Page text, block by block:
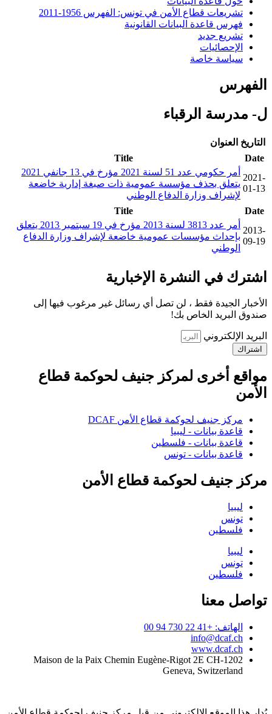
تشريعات قطاع الأمن في تونس: الفهرس 1956-2011
فهرس قاعدة البيانات القانونية
تشريع جديد
الإحصائيات
سياسة خاصة
الفهرس
ل- مدرسة الرقباء
التاريخ العنوان
Date
Title
2021-
01-13
أمر حكومي عدد 51 لسنة 2021 مؤرخ في 13 جانفي 2021
يتعلق بحذف مؤسسة عمومية ذات صبغة إدارية خاضعة
لإشراف وزارة الدفاع الوطني
Date
Title
2013-
09-19
أمر عدد 3813 لسنة 2013 مؤرخ في 19 سبتمبر 2013 يتعلق
بإحداث مؤسسات عمومية خاضعة لإشراف وزارة الدفاع
الوطني
اشترك في النشرة الإخبارية
الأخبار الجيدة فقط ، لن تصل أي رسائل غير مرغوب فيها إلى
صندوق البريد الخاص بك!
البريد الإلكتروني
اشتراك
مواقع أخرى لمركز جنيف لحوكمة قطاع
الأمن
مركز جنيف لحوكمة قطاع الأمن DCAF
قاعدة بيانات - ليبيا
قاعدة بيانات - فلسطين
قاعدة بيانات - تونس
مركز جنيف لحوكمة قطاع الأمن
ليبيا
تونس
فلسطين
ليبيا
تونس
فلسطين
تواصل معنا
الهاتف: +41 22 730 94 00
info@dcaf.ch
www.dcaf.ch
Maison de la Paix Chemin Eugène-Rigot 2E CH-1202
Geneva, Switzerland